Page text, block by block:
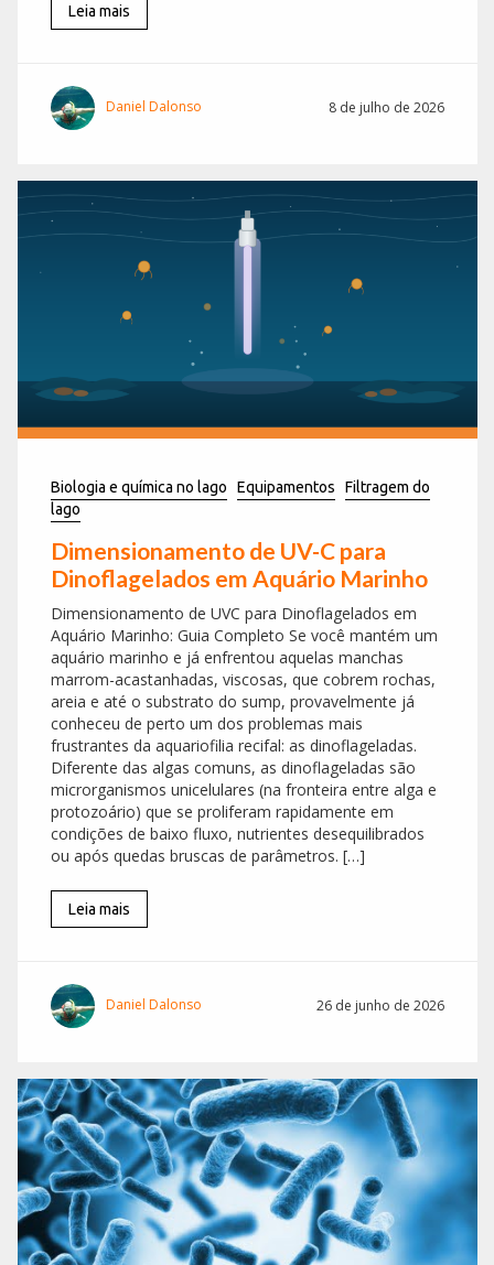
Leia mais
Daniel Dalonso 8 de julho de 2026
Biologia e química no lago Equipamentos
Filtragem do
lago
Dimensionamento de UV-C para
Dinoflagelados em Aquário Marinho
Dimensionamento de UVC para Dinoflagelados em
Aquário Marinho: Guia Completo Se você mantém um
aquário marinho e já enfrentou aquelas manchas
marrom-acastanhadas, viscosas, que cobrem rochas,
areia e até o substrato do sump, provavelmente já
conheceu de perto um dos problemas mais
frustrantes da aquariofilia recifal: as dinoflageladas.
Diferente das algas comuns, as dinoflageladas são
microrganismos unicelulares (na fronteira entre alga e
protozoário) que se proliferam rapidamente em
condições de baixo fluxo, nutrientes desequilibrados
ou após quedas bruscas de parâmetros. […]
Leia mais
Daniel Dalonso 26 de junho de 2026